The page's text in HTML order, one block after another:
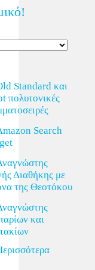
Standard και
πολυτονικές
Search
Διαθήκης με
της Θεοτόκου
και